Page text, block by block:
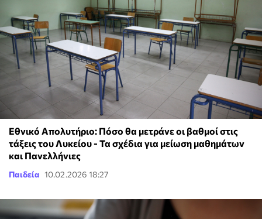
Εθνικό Απολυτήριο: Πόσο θα μετράνε οι βαθμοί στις
τάξεις του Λυκείου - Τα σχέδια για μείωση μαθημάτων
και Πανελλήνιες
Παιδεία 10.02.2026 18:27